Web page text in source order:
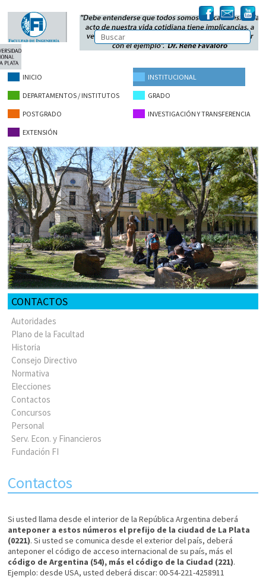
INICIO INSTITUCIONAL
DEPARTAMENTOS / INSTITUTOS GRADO
POSTGRADO INVESTIGACIÓN Y TRANSFERENCIA
EXTENSIÓN
CONTACTOS
Autoridades
Plano de la Facultad
Historia
Consejo Directivo
Normativa
Elecciones
Contactos
Concursos
Personal
Serv. Econ. y Financieros
Fundación FI
Contactos
Si usted llama desde el interior de la República Argentina deberá
anteponer a estos números el prefijo de la ciudad de La Plata
(0221). Si usted se comunica desde el exterior del país, deberá
anteponer el código de acceso internacional de su país, más el
código de Argentina (54), más el código de la Ciudad (221).
Ejemplo: desde USA, usted deberá discar: 00-54-221-4258911